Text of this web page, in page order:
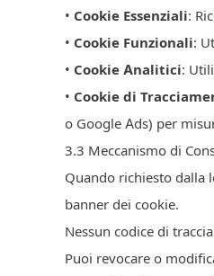
• Cookie Essenziali:
• Cookie Funzionali:
• Cookie Analitici:
• Cookie di
o Google Ads) per
3.3 Meccanismo di
Quando richiesto dalla
banner dei cookie.
Nessun codice di
Puoi revocare o